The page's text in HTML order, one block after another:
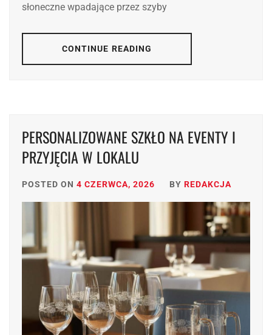
słoneczne wpadające przez szyby
CONTINUE READING
PERSONALIZOWANE SZKŁO NA EVENTY I
PRZYJĘCIA W LOKALU
POSTED ON 4 CZERWCA, 2026 BY REDAKCJA